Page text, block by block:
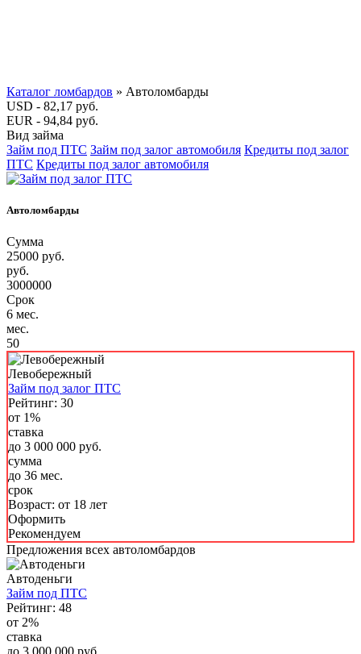
Каталог ломбардов » Автоломбарды
USD - 82,17 руб.
EUR - 94,84 руб.
Вид займа
Займ под ПТС Займ под залог автомобиля Кредиты под залог
ПТС Кредиты под залог автомобиля
Автоломбарды
Сумма
25000 руб.
руб.
3000000
Срок
6 мес.
мес.
50
Левобережный
Займ под залог ПТС
Рейтинг: 30
от 1%
ставка
до 3 000 000 руб.
сумма
до 36 мес.
срок
Возраст: от 18 лет
Оформить
Рекомендуем
Предложения всех автоломбардов
Автоденьги
Займ под ПТС
Рейтинг: 48
от 2%
ставка